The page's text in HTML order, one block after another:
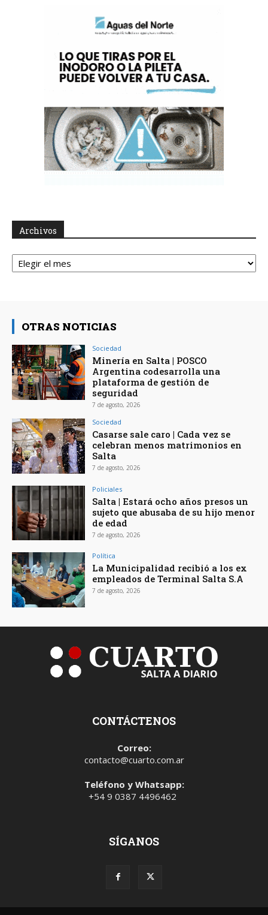
Archivos
Archivos
OTRAS NOTICIAS
Sociedad
Minería en Salta | POSCO
Argentina codesarrolla una
plataforma de gestión de
seguridad
7 de agosto, 2026
Sociedad
Casarse sale caro | Cada vez se
celebran menos matrimonios en
Salta
7 de agosto, 2026
Policiales
Salta | Estará ocho años presos un
sujeto que abusaba de su hijo menor
de edad
7 de agosto, 2026
Política
La Municipalidad recibió a los ex
empleados de Terminal Salta S.A
7 de agosto, 2026
CONTÁCTENOS
Correo:
contacto@cuarto.com.ar
Teléfono y Whatsapp:
+54 9 0387 4496462
SÍGANOS